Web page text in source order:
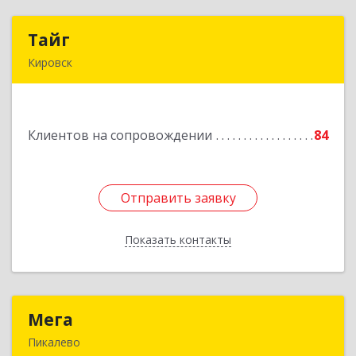
Тайг
Кировск
Клиентов на сопровождении 84
Отправить заявку
Показать контакты
Подробнее
Отправить заявку
Назад
Мега
Пикалево